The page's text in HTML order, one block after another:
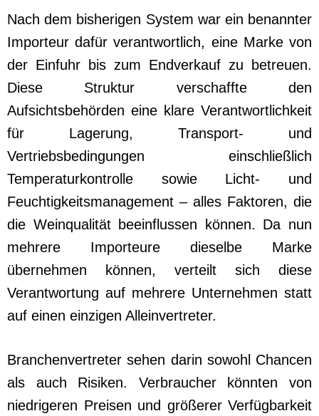
Nach dem bisherigen System war ein benannter
Importeur dafür verantwortlich, eine Marke von
der Einfuhr bis zum Endverkauf zu betreuen.
Diese Struktur verschaffte den
Aufsichtsbehörden eine klare Verantwortlichkeit
für Lagerung, Transport- und
Vertriebsbedingungen einschließlich
Temperaturkontrolle sowie Licht- und
Feuchtigkeitsmanagement – alles Faktoren, die
die Weinqualität beeinflussen können. Da nun
mehrere Importeure dieselbe Marke
übernehmen können, verteilt sich diese
Verantwortung auf mehrere Unternehmen statt
auf einen einzigen Alleinvertreter.
Branchenvertreter sehen darin sowohl Chancen
als auch Risiken. Verbraucher könnten von
niedrigeren Preisen und größerer Verfügbarkeit